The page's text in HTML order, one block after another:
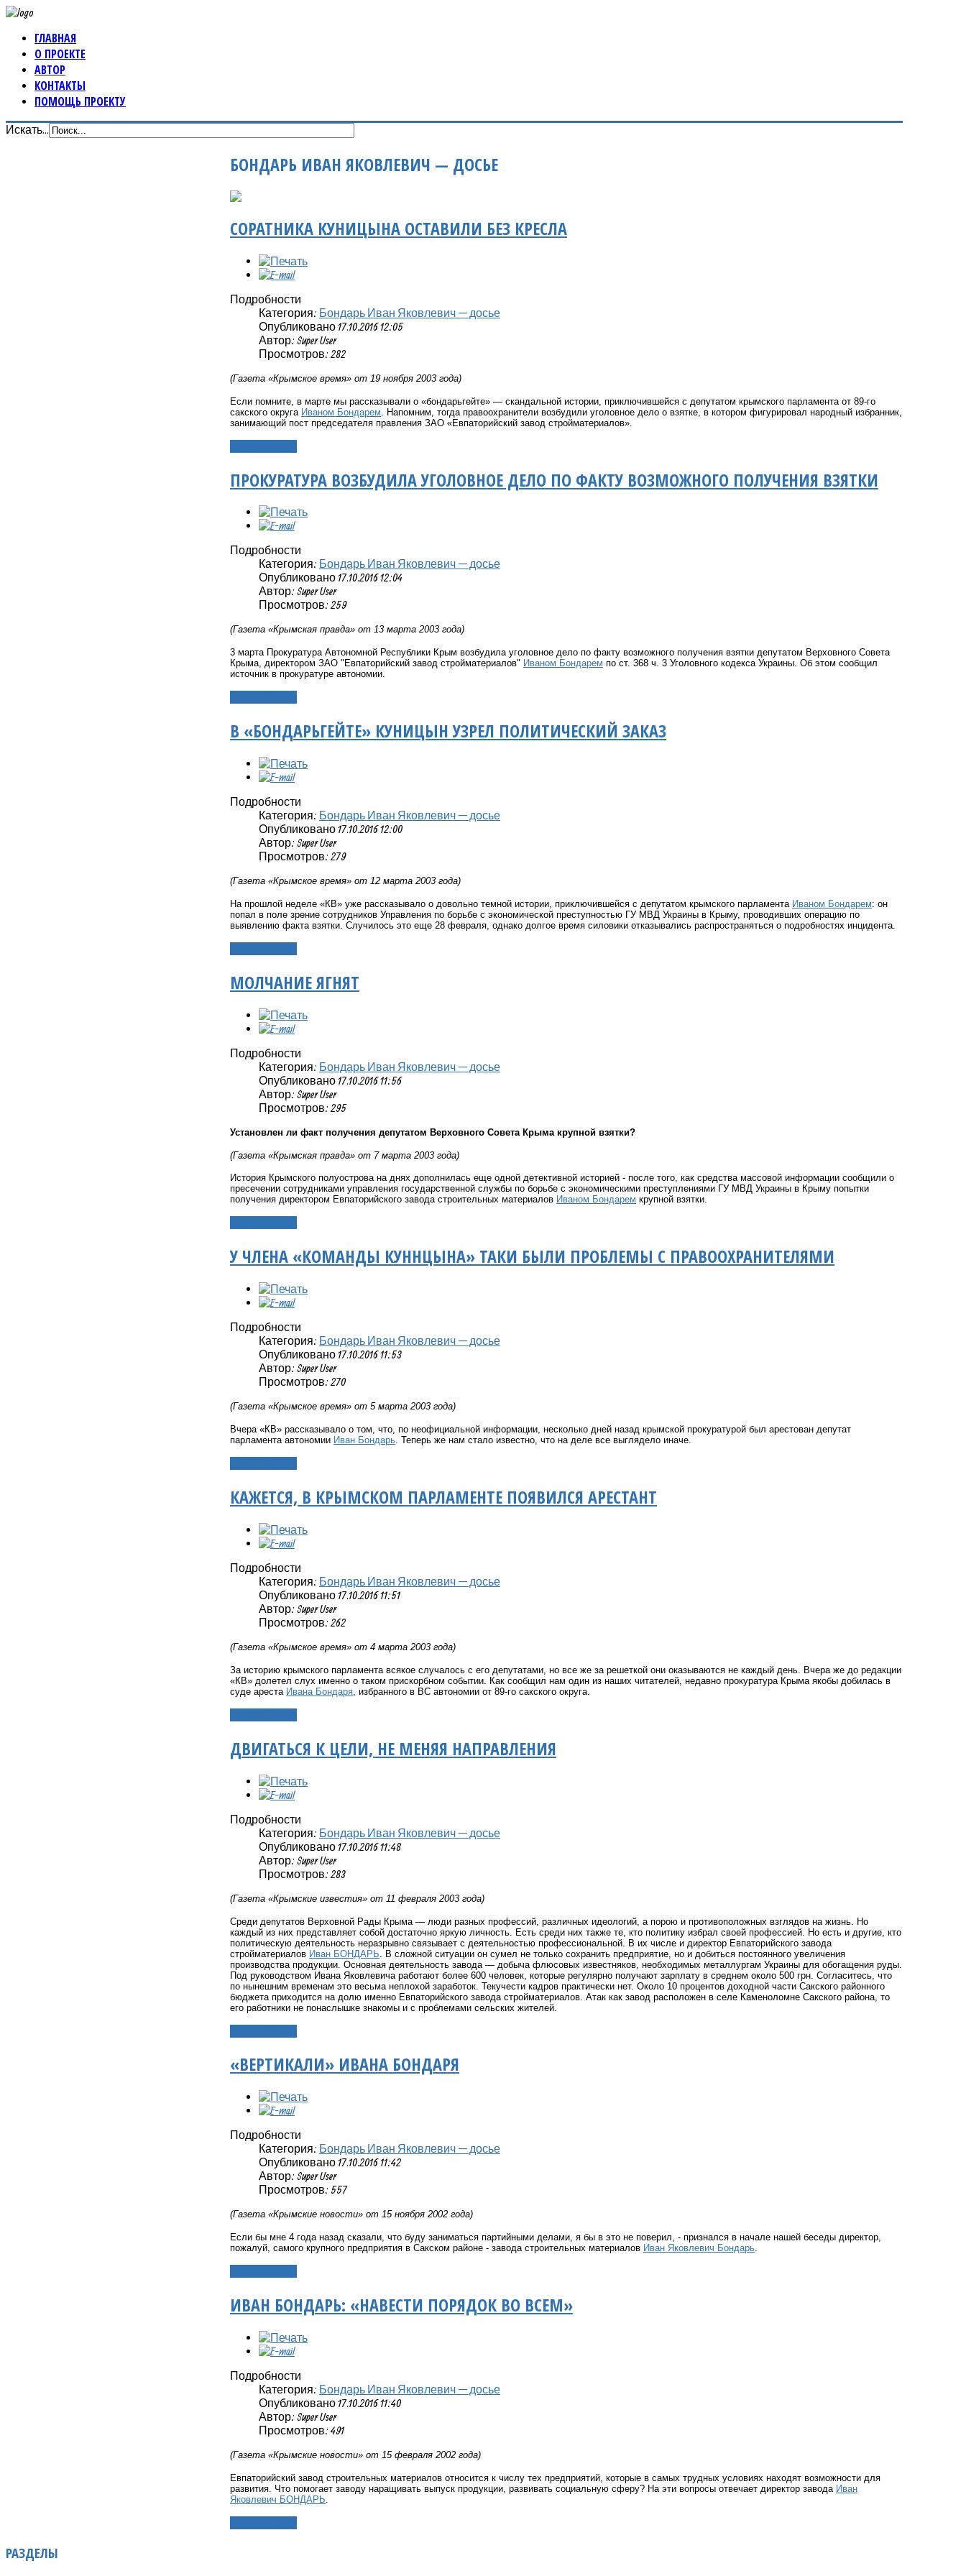
ГЛАВНАЯ
О ПРОЕКТЕ
АВТОР
КОНТАКТЫ
ПОМОЩЬ ПРОЕКТУ
Искать...
БОНДАРЬ ИВАН ЯКОВЛЕВИЧ — ДОСЬЕ
СОРАТНИКА КУНИЦЫНА ОСТАВИЛИ БЕЗ КРЕСЛА
Подробности
Категория: Бондарь Иван Яковлевич — досье
Опубликовано 17.10.2016 12:05
Автор: Super User
Просмотров: 282
(Газета «Крымское время» от 19 ноября 2003 года)
Если помните, в марте мы рассказывали о «бондарьгейте» — скандальной истории, приключившейся с депутатом крымского парламента от 89-го
сакского округа Иваном Бондарем . Напомним, тогда правоохранители возбудили уголовное дело о взятке, в котором фигурировал народный избранник,
занимающий пост председателя правления ЗАО «Евпаторийский завод стройматериалов».
ПРОКУРАТУРА ВОЗБУДИЛА УГОЛОВНОЕ ДЕЛО ПО ФАКТУ ВОЗМОЖНОГО ПОЛУЧЕНИЯ ВЗЯТКИ
Подробности
Категория: Бондарь Иван Яковлевич — досье
Опубликовано 17.10.2016 12:04
Автор: Super User
Просмотров: 259
(Газета «Крымская правда» от 13 марта 2003 года)
3 марта Прокуратура Автономной Республики Крым возбудила уголовное дело по факту возможного получения взятки депутатом Верховного Совета
Крыма, директором ЗАО "Евпаторийский завод стройматериалов" Иваном Бондарем по ст. 368 ч. 3 Уголовного кодекса Украины. Об этом сообщил
источник в прокуратуре автономии.
В «БОНДАРЬГЕЙТЕ» КУНИЦЫН УЗРЕЛ ПОЛИТИЧЕСКИЙ ЗАКАЗ
Подробности
Категория: Бондарь Иван Яковлевич — досье
Опубликовано 17.10.2016 12:00
Автор: Super User
Просмотров: 279
(Газета «Крымское время» от 12 марта 2003 года)
На прошлой неделе «КВ» уже рассказывало о довольно темной истории, приключившейся с депутатом крымского парламента Иваном Бондарем: он
попал в поле зрение сотрудников Управления по борьбе с экономической преступностью ГУ МВД Украины в Крыму, проводивших операцию по
выявлению факта взятки. Случилось это еще 28 февраля, однако долгое время силовики отказывались распространяться о подробностях инцидента.
МОЛЧАНИЕ ЯГНЯТ
Подробности
Категория: Бондарь Иван Яковлевич — досье
Опубликовано 17.10.2016 11:56
Автор: Super User
Просмотров: 295
Установлен ли факт получения депутатом Верховного Совета Крыма крупной взятки?
(Газета «Крымская правда» от 7 марта 2003 года)
История Крымского полуострова на днях дополнилась еще одной детективной историей - после того, как средства массовой информации сообщили о
пресечении сотрудниками управления государственной службы по борьбе с экономическими преступлениями ГУ МВД Украины в Крыму попытки
получения директором Евпаторийского завода строительных материалов Иваном Бондарем крупной взятки.
У ЧЛЕНА «КОМАНДЫ КУННЦЫНА» ТАКИ БЫЛИ ПРОБЛЕМЫ С ПРАВООХРАНИТЕЛЯМИ
Подробности
Категория: Бондарь Иван Яковлевич — досье
Опубликовано 17.10.2016 11:53
Автор: Super User
Просмотров: 270
(Газета «Крымское время» от 5 марта 2003 года)
Вчера «КВ» рассказывало о том, что, по неофициальной информации, несколько дней назад крымской прокуратурой был арестован депутат
парламента автономии Иван Бондарь . Теперь же нам стало известно, что на деле все выглядело иначе.
КАЖЕТСЯ, В КРЫМСКОМ ПАРЛАМЕНТЕ ПОЯВИЛСЯ АРЕСТАНТ
Подробности
Категория: Бондарь Иван Яковлевич — досье
Опубликовано 17.10.2016 11:51
Автор: Super User
Просмотров: 262
(Газета «Крымское время» от 4 марта 2003 года)
За историю крымского парламента всякое случалось с его депутатами, но все же за решеткой они оказываются не каждый день. Вчера же до редакции
«КВ» долетел слух именно о таком прискорбном событии. Как сообщил нам один из наших читателей, недавно прокуратура Крыма якобы добилась в
суде ареста Ивана Бондаря , избранного в ВС автономии от 89-го сакского округа.
ДВИГАТЬСЯ К ЦЕЛИ, НЕ МЕНЯЯ НАПРАВЛЕНИЯ
Подробности
Категория: Бондарь Иван Яковлевич — досье
Опубликовано 17.10.2016 11:48
Автор: Super User
Просмотров: 283
(Газета «Крымские известия» от 11 февраля 2003 года)
Среди депутатов Верховной Рады Крыма — люди разных профессий, различных идеологий, а порою и противоположных взглядов на жизнь. Но
каждый из них представляет собой достаточно яркую личность. Есть среди них также те, кто политику избрал своей профессией. Но есть и другие, кто
политическую деятельность неразрывно связывает с деятельностью профессиональной. В их числе и директор Евпаторийского завода
стройматериалов Иван БОНДАРЬ . В сложной ситуации он сумел не только сохранить предприятие, но и добиться постоянного увеличения
производства продукции. Основная деятельность завода — добыча флюсовых известняков, необходимых металлургам Украины для обогащения руды.
Под руководством Ивана Яковлевича работают более 600 человек, которые регулярно получают зарплату в среднем около 500 грн. Согласитесь, что
по нынешним временам это весьма неплохой заработок. Текучести кадров практически нет. Около 10 процентов доходной части Сакского районного
бюджета приходится на долю именно Евпаторийского завода стройматериалов. Атак как завод расположен в селе Каменоломне Сакского района, то
его работники не понаслышке знакомы и с проблемами сельских жителей.
«ВЕРТИКАЛИ» ИВАНА БОНДАРЯ
Подробности
Категория: Бондарь Иван Яковлевич — досье
Опубликовано 17.10.2016 11:42
Автор: Super User
Просмотров: 557
(Газета «Крымские новости» от 15 ноября 2002 года)
Если бы мне 4 года назад сказали, что буду заниматься партийными делами, я бы в это не поверил, - признался в начале нашей беседы директор,
пожалуй, самого крупного предприятия в Сакском районе - завода строительных материалов Иван Яковлевич Бондарь.
ИВАН БОНДАРЬ: «НАВЕСТИ ПОРЯДОК ВО ВСЕМ»
Подробности
Категория: Бондарь Иван Яковлевич — досье
Опубликовано 17.10.2016 11:40
Автор: Super User
Просмотров: 491
(Газета «Крымские новости» от 15 февраля 2002 года)
Евпаторийский завод строительных материалов относится к числу тех предприятий, которые в самых трудных условиях находят возможности для
развития. Что помогает заводу наращивать выпуск продукции, развивать социальную сферу? На эти вопросы отвечает директор завода Иван
Яковлевич БОНДАРЬ.
РАЗДЕЛЫ